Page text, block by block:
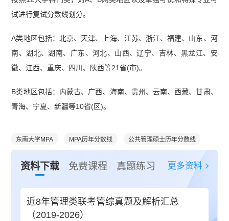
试进行复试分数线划分。
A类地区包括：北京、天津、上海、江苏、浙江、福建、山东、河
南、湖北、湖南、广东、河北、山西、辽宁、吉林、黑龙江、安
徽、江西、重庆、四川、陕西等21省(市)。
B类地区包括：内蒙古、广西、海南、贵州、云南、西藏、甘肃、
青海、宁夏、新疆等10省(区)。
东南大学MPA MPA历年分数线 公共管理硕士历年分数线
资料下载 免费课程 真题练习 更多资料
近8年管理类联考管综真题及解析汇总
（2019-2026）